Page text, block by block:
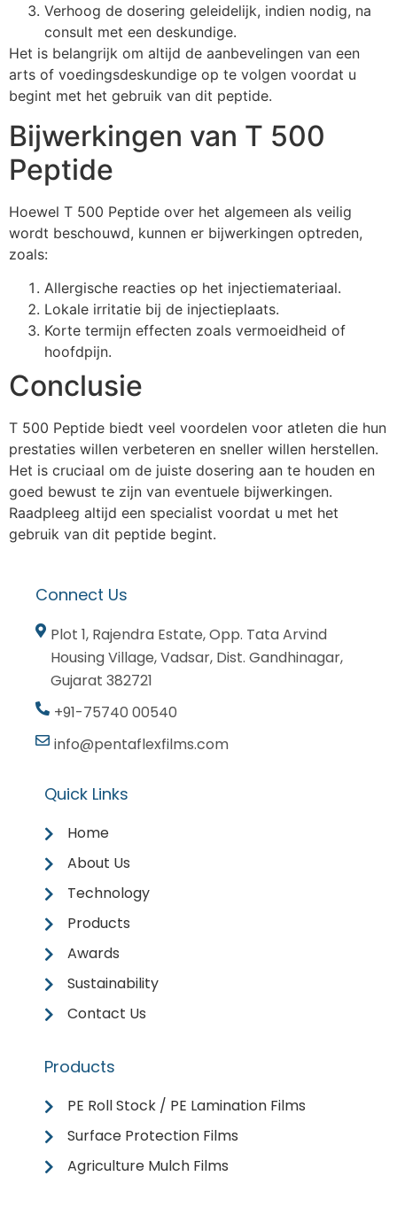
Verhoog de dosering geleidelijk, indien nodig, na
consult met een deskundige.
Het is belangrijk om altijd de aanbevelingen van een
arts of voedingsdeskundige op te volgen voordat u
begint met het gebruik van dit peptide.
Bijwerkingen van T 500
Peptide
Hoewel T 500 Peptide over het algemeen als veilig
wordt beschouwd, kunnen er bijwerkingen optreden,
zoals:
Allergische reacties op het injectiemateriaal.
Lokale irritatie bij de injectieplaats.
Korte termijn effecten zoals vermoeidheid of
hoofdpijn.
Conclusie
T 500 Peptide biedt veel voordelen voor atleten die hun
prestaties willen verbeteren en sneller willen herstellen.
Het is cruciaal om de juiste dosering aan te houden en
goed bewust te zijn van eventuele bijwerkingen.
Raadpleeg altijd een specialist voordat u met het
gebruik van dit peptide begint.
Connect Us
Plot 1, Rajendra Estate, Opp. Tata Arvind
Housing Village, Vadsar, Dist. Gandhinagar,
Gujarat 382721
+91-75740 00540
info@pentaflexfilms.com
Quick Links
Home
About Us
Technology
Products
Awards
Sustainability
Contact Us
Products
PE Roll Stock / PE Lamination Films
Surface Protection Films
Agriculture Mulch Films